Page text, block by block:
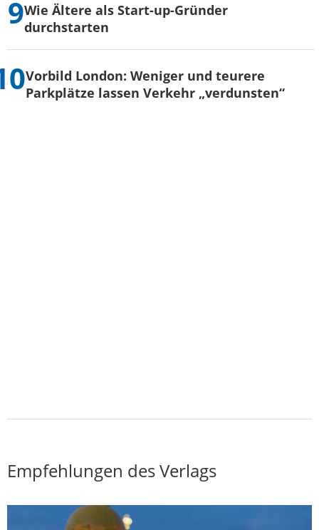
Wie Ältere als Start-up-Gründer
durchstarten
Vorbild London: Weniger und teurere
Parkplätze lassen Verkehr „verdunsten“
Empfehlungen des Verlags